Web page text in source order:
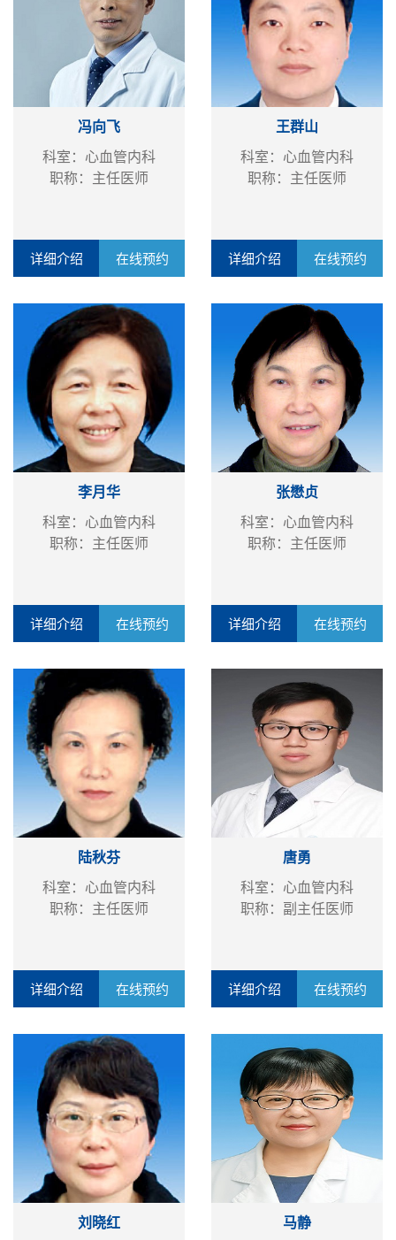
冯向飞
科室：心血管内科
职称：主任医师
详细介绍 在线预约
王群山
科室：心血管内科
职称：主任医师
详细介绍 在线预约
李月华
科室：心血管内科
职称：主任医师
详细介绍 在线预约
张懋贞
科室：心血管内科
职称：主任医师
详细介绍 在线预约
陆秋芬
科室：心血管内科
职称：主任医师
详细介绍 在线预约
唐勇
科室：心血管内科
职称：副主任医师
详细介绍 在线预约
刘晓红
马静